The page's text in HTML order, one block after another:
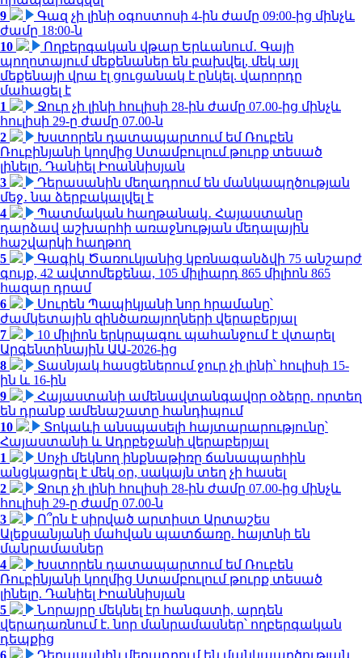
9
Գազ չի լինի օգոստոսի 4-ին ժամը 09:00-ից մինչև
ժամը 18:00-ն
10
Ողբերգական վթար Երևանում․ Գայի
պողոտայում մեքենաներ են բախվել, մեկ այլ
մեքենայի վրա էլ ցուցանակ է ընկել. վարորդը
մահացել է
1
Ջուր չի լինի հուլիսի 28-ին ժամը 07.00-ից մինչև
հուլիսի 29-ը ժամը 07.00-ն
2
Խստորեն դատապարտում եմ Ռուբեն
Ռուբինյանի կողմից Ստամբուլում թուրք տեսած
լինելը. Դանիել Իոաննիսյան
3
Դերասանին մեղադրում են մանկապղծության
մեջ․ նա ձերբակալվել է
4
Պատմական հաղթանակ․ Հայաստանը
դարձավ աշխարհի առաջնության մեդալային
հաշվարկի հաղթող
5
Գագիկ Ծառուկյանից կբռնագանձվի 75 անշարժ
գույք, 42 ավտոմեքենա, 105 միլիարդ 865 միլիոն 865
հազար դրամ
6
Սուրեն Պապիկյանի նոր հրամանը՝
ժամկետային զինծառայողների վերաբերյալ
7
10 միլիոն երկրպագու պահանջում է վտարել
Արգենտինային ԱԱ-2026-ից
8
Տասնյակ հասցեներում ջուր չի լինի՝ հուլիսի 15-
ին և 16-ին
9
Հայաստանի ամենավտանգավոր օձերը. որտեղ
են դրանք ամենաշատը հանդիպում
10
Տոկաևի անսպասելի հայտարարությունը՝
Հայաստանի և Ադրբեջանի վերաբերյալ
1
Սոչի մեկնող ինքնաթիռը ճանապարհին
անցկացրել է մեկ օր, սակայն տեղ չի հասել
2
Ջուր չի լինի հուլիսի 28-ին ժամը 07.00-ից մինչև
հուլիսի 29-ը ժամը 07.00-ն
3
Ո՞րն է սիրված արտիստ Արտաշես
Ալեքսանյանի մահվան պատճառը. հայտնի են
մանրամասներ
4
Խստորեն դատապարտում եմ Ռուբեն
Ռուբինյանի կողմից Ստամբուլում թուրք տեսած
լինելը. Դանիել Իոաննիսյան
5
Նորայրը մեկնել էր հանգստի, արդեն
վերադառնում է. նոր մանրամասներ՝ ողբերգական
դեպքից
6
Դերասանին մեղադրում են մանկապղծության